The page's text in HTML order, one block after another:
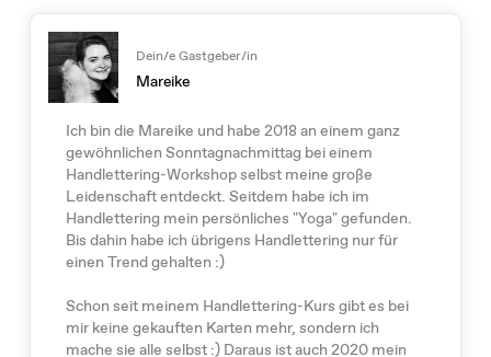
Dein/e Gastgeber/in
Mareike
Ich bin die Mareike und habe 2018 an einem ganz
gewöhnlichen Sonntagnachmittag bei einem
Handlettering-Workshop selbst meine große
Leidenschaft entdeckt. Seitdem habe ich im
Handlettering mein persönliches "Yoga" gefunden.
Bis dahin habe ich übrigens Handlettering nur für
einen Trend gehalten :)
Schon seit meinem Handlettering-Kurs gibt es bei
mir keine gekauften Karten mehr, sondern ich
mache sie alle selbst :) Daraus ist auch 2020 mein